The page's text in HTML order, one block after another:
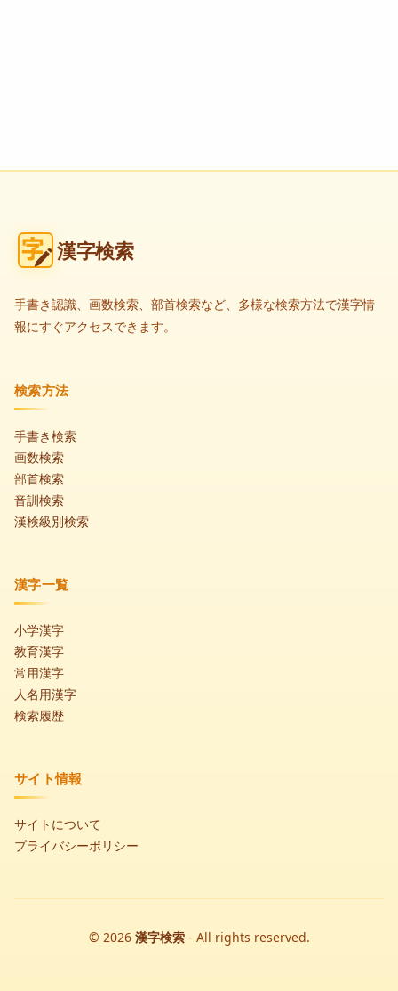
漢字検索
手書き認識、画数検索、部首検索など、多様な検索方法で漢字情
報にすぐアクセスできます。
検索方法
手書き検索
画数検索
部首検索
音訓検索
漢検級別検索
漢字一覧
小学漢字
教育漢字
常用漢字
人名用漢字
検索履歴
サイト情報
サイトについて
プライバシーポリシー
© 2026 漢字検索- All rights reserved.